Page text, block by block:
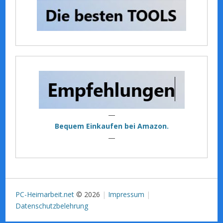
—
Bequem Einkaufen bei Amazon.
—
PC-Heimarbeit.net © 2026
Impressum
Datenschutzbelehrung